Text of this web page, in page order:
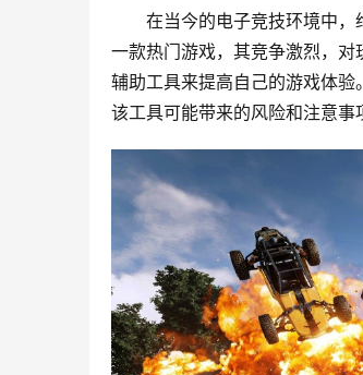
在当今的电子竞技环境中
一款热门游戏，其竞争激烈，
辅助工具来提高自己的游戏体
该工具可能带来的风险和注意事